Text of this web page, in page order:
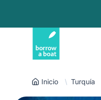
Inicio Turquía